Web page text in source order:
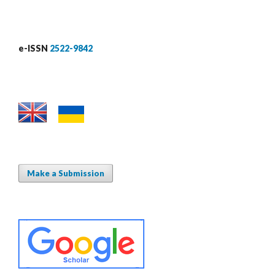
e-ISSN 2522-9842
Make a Submission